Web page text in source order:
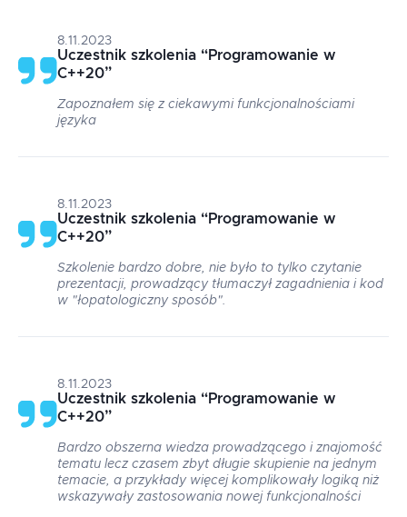
8.11.2023
Uczestnik szkolenia “Programowanie w
C++20”
Zapoznałem się z ciekawymi funkcjonalnościami
języka
8.11.2023
Uczestnik szkolenia “Programowanie w
C++20”
Szkolenie bardzo dobre, nie było to tylko czytanie
prezentacji, prowadzący tłumaczył zagadnienia i kod
w "łopatologiczny sposób".
8.11.2023
Uczestnik szkolenia “Programowanie w
C++20”
Bardzo obszerna wiedza prowadzącego i znajomość
tematu lecz czasem zbyt długie skupienie na jednym
temacie, a przykłady więcej komplikowały logiką niż
wskazywały zastosowania nowej funkcjonalności